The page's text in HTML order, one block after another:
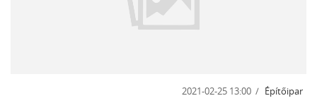
2021-02-25 13:00 Építőipar